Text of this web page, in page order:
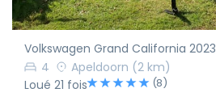
Volkswagen Grand California 2023
4
Apeldoorn (2 km)
Loué 21 fois
(8)